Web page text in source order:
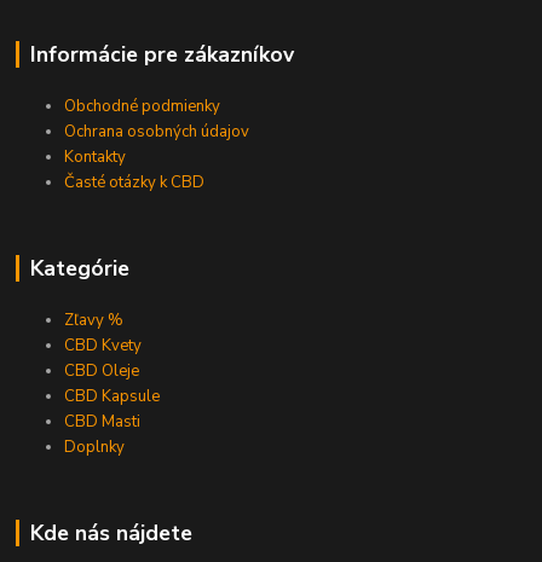
Informácie pre zákazníkov
Obchodné podmienky
Ochrana osobných údajov
Kontakty
Časté otázky k CBD
Kategórie
Zľavy %
CBD Kvety
CBD Oleje
CBD Kapsule
CBD Masti
Doplnky
Kde nás nájdete